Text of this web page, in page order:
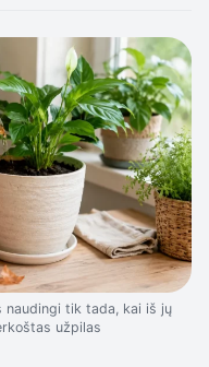
naudingi tik tada, kai iš jų
užpilas